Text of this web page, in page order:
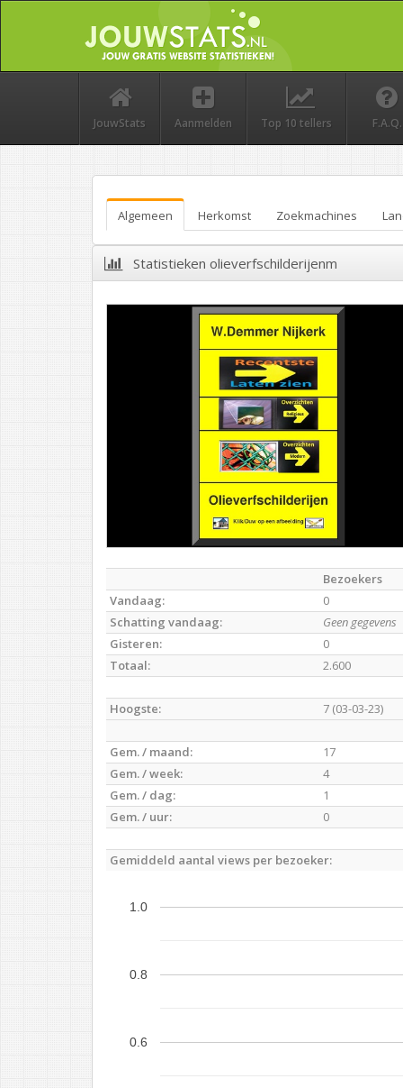
JouwStats Aanmelden Top 10 tellers F.A.Q.
Algemeen Herkomst Zoekmachines
Statistieken olieverfschilderijenm
Bezoekers
Vandaag:
0
Schatting vandaag:
Geen gegevens
Gisteren:
0
Totaal:
2.600
Hoogste: 7 (03-03-23)
Gem. / maand: 17
Gem. / week:
4
Gem. / dag:
1
Gem. / uur:
0
Gemiddeld aantal views per bezoeker:
0.6
0.8
1.0